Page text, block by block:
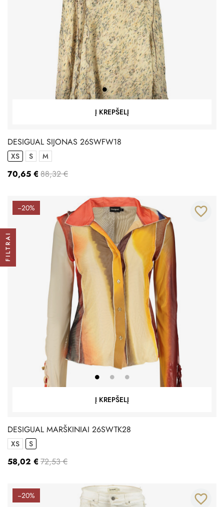
Į KREPŠELĮ
DESIGUAL SIJONAS 26SWFW18
XS S M
70,65 € 88,32 €
−20%
Į KREPŠELĮ
favorite_border
DESIGUAL MARŠKINIAI 26SWTK28
XS S
58,02 € 72,53 €
−20% favorite_border
FILTRAI